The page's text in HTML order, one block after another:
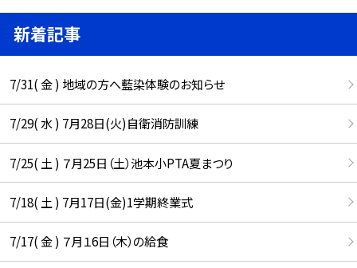
新着記事
7/31( 金 ) 地域の方へ藍染体験のお知らせ
7/29( 水 ) 7月28日(火)自衛消防訓練
7/25( 土 ) ７月25日（土）池本小PTA夏まつり
7/18( 土 ) 7月17日(金)1学期終業式
7/17( 金 ) ７月１6日（木）の給食